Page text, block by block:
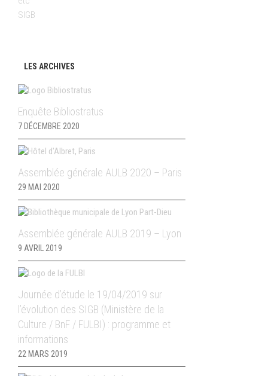
SIGB
LES ARCHIVES
Enquête Bibliostratus
7 DÉCEMBRE 2020
Assemblée générale AULB 2020 – Paris
29 MAI 2020
Assemblée générale AULB 2019 – Lyon
9 AVRIL 2019
Journée d’étude le 19/04/2019 sur
l’évolution des SIGB (Ministère de la
Culture / BnF / FULBI) : programme et
informations
22 MARS 2019